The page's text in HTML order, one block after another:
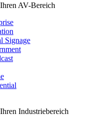
AV-Bereich
Signage
Industriebereich